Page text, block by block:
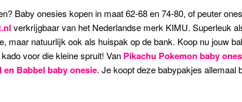
Baby onesies kopen in maat 62-68 en 74-80, of peuter
verkrijgbaar van het Nederlandse merk KIMU. Superleuk
natuurlijk ook als huispak op de bank. Koop nu jouw
voor die kleine spruit! Van Pikachu Pokemon baby
en Babbel baby onesie. Je koopt deze babypakjes allemaal